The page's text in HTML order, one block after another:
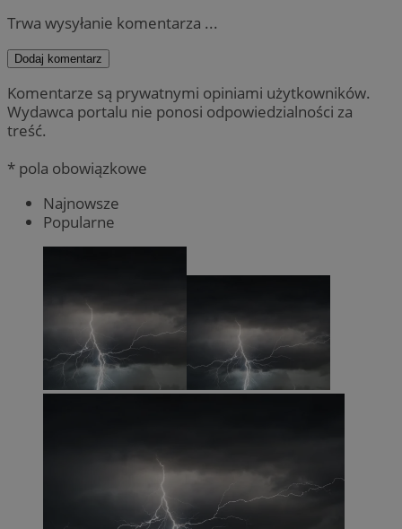
Trwa wysyłanie komentarza ...
Dodaj komentarz
Komentarze są prywatnymi opiniami użytkowników.
Wydawca portalu nie ponosi odpowiedzialności za
treść.
* pola obowiązkowe
Najnowsze
Popularne